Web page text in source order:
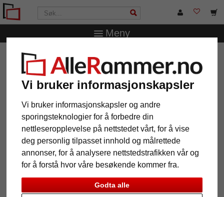
Vi bruker informasjonskapsler
Vi bruker informasjonskapsler og andre
sporingsteknologier for å forbedre din
nettleseropplevelse på nettstedet vårt, for å vise
deg personlig tilpasset innhold og målrettede
annonser, for å analysere nettstedstrafikken vår og
for å forstå hvor våre besøkende kommer fra.
Godta alle
Meny
AlleRammer.no Merker
Batino med passepartout
Treramme Batino med
passepartout